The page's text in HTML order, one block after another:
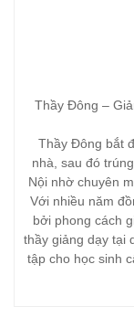
Thầy Đông –
Thầy Đông bắt
nhà, sau đó
Nội nhờ chuyên
Với nhiều năm
bởi phong cách
thầy giảng dạy tại
tập cho học sinh